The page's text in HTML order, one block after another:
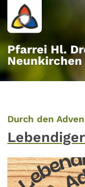
Zum Inhalt springen
Pfarrei Hl.
Neunkirchen
Durch den